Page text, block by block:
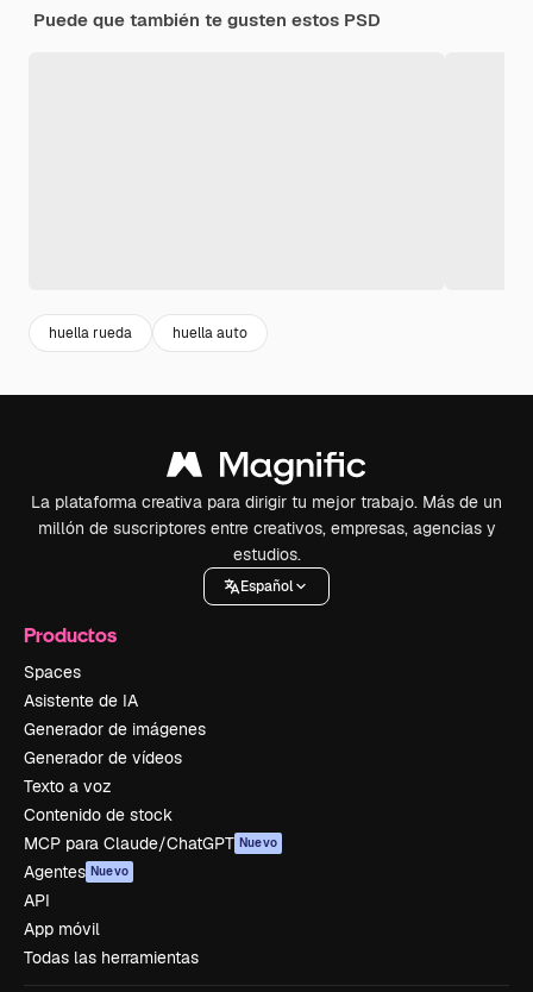
Puede que también te gusten estos PSD
huella rueda huella auto
La plataforma creativa para dirigir tu mejor trabajo. Más de un
millón de suscriptores entre creativos, empresas, agencias y
estudios.
Español
Productos
Spaces
Asistente de IA
Generador de imágenes
Generador de vídeos
Texto a voz
Contenido de stock
MCP para Claude/ChatGPT Nuevo
Agentes Nuevo
API
App móvil
Todas las herramientas